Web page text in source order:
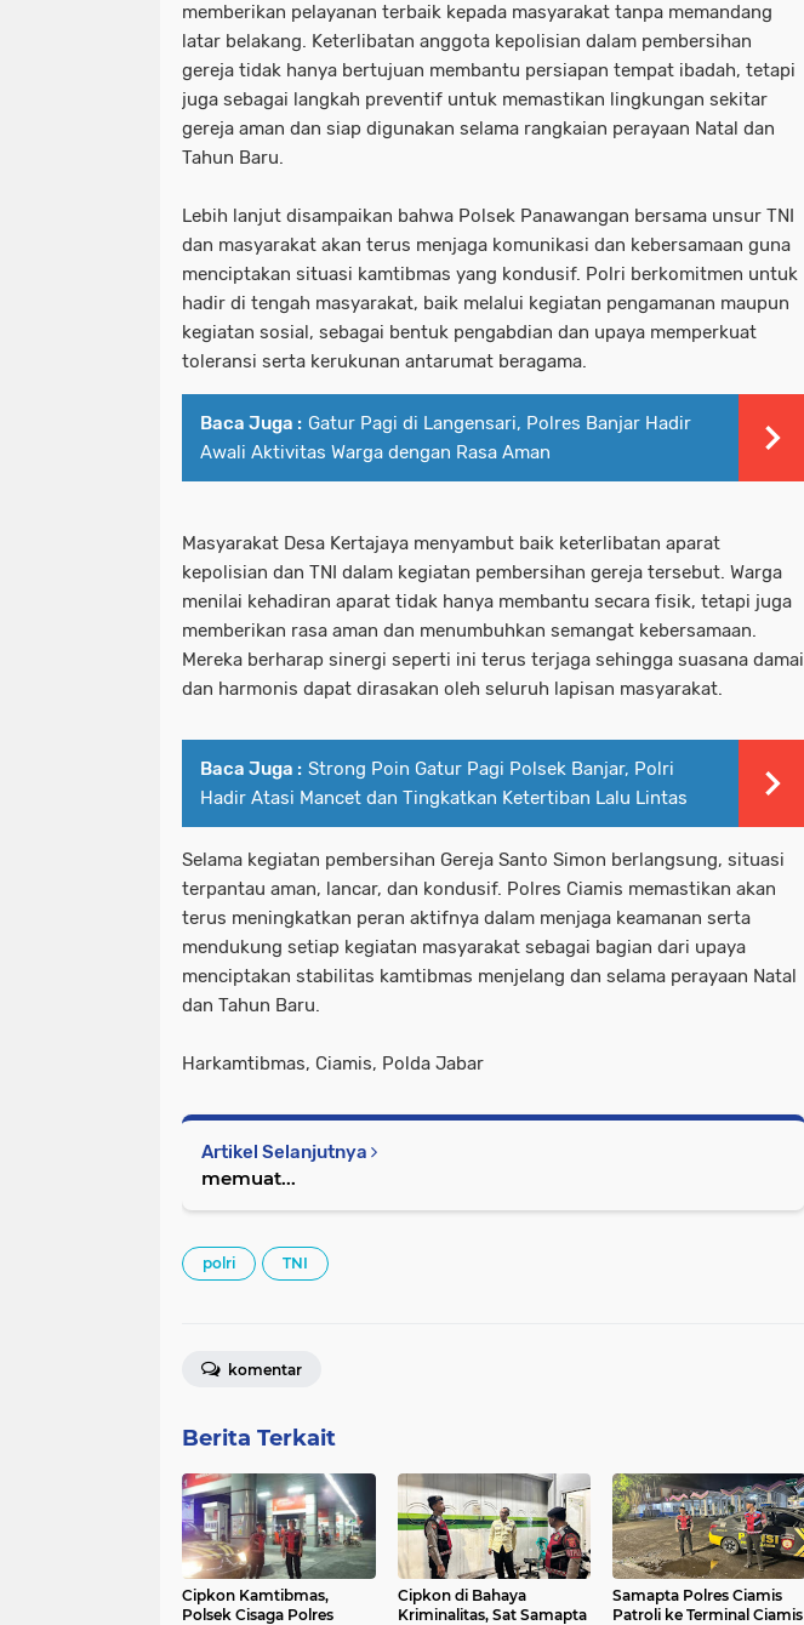
memberikan pelayanan terbaik kepada masyarakat tanpa memandang
latar belakang. Keterlibatan anggota kepolisian dalam pembersihan
gereja tidak hanya bertujuan membantu persiapan tempat ibadah, tetapi
juga sebagai langkah preventif untuk memastikan lingkungan sekitar
gereja aman dan siap digunakan selama rangkaian perayaan Natal dan
Tahun Baru.
Lebih lanjut disampaikan bahwa Polsek Panawangan bersama unsur TNI
dan masyarakat akan terus menjaga komunikasi dan kebersamaan guna
menciptakan situasi kamtibmas yang kondusif. Polri berkomitmen untuk
hadir di tengah masyarakat, baik melalui kegiatan pengamanan maupun
kegiatan sosial, sebagai bentuk pengabdian dan upaya memperkuat
toleransi serta kerukunan antarumat beragama.
Baca Juga : Gatur Pagi di Langensari, Polres Banjar Hadir
Awali Aktivitas Warga dengan Rasa Aman
Masyarakat Desa Kertajaya menyambut baik keterlibatan aparat
kepolisian dan TNI dalam kegiatan pembersihan gereja tersebut. Warga
menilai kehadiran aparat tidak hanya membantu secara fisik, tetapi juga
memberikan rasa aman dan menumbuhkan semangat kebersamaan.
Mereka berharap sinergi seperti ini terus terjaga sehingga suasana damai
dan harmonis dapat dirasakan oleh seluruh lapisan masyarakat.
Baca Juga : Strong Poin Gatur Pagi Polsek Banjar, Polri
Hadir Atasi Mancet dan Tingkatkan Ketertiban Lalu Lintas
Selama kegiatan pembersihan Gereja Santo Simon berlangsung, situasi
terpantau aman, lancar, dan kondusif. Polres Ciamis memastikan akan
terus meningkatkan peran aktifnya dalam menjaga keamanan serta
mendukung setiap kegiatan masyarakat sebagai bagian dari upaya
menciptakan stabilitas kamtibmas menjelang dan selama perayaan Natal
dan Tahun Baru.
Harkamtibmas, Ciamis, Polda Jabar
Artikel Selanjutnya
memuat...
polri TNI
komentar
Berita Terkait
Cipkon Kamtibmas,
Polsek Cisaga Polres
Cipkon di Bahaya
Kriminalitas, Sat Samapta
Samapta Polres Ciamis
Patroli ke Terminal Ciamis